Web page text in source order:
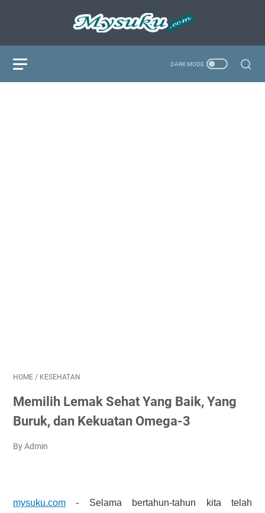
HOME / KESEHATAN
Memilih Lemak Sehat Yang Baik, Yang
Buruk, dan Kekuatan Omega-3
By Admin
mysuku.com - Selama bertahun-tahun kita telah